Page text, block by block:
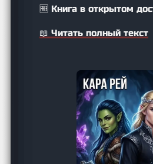
🆓 Книга в открытом
📖 Читать полный текст